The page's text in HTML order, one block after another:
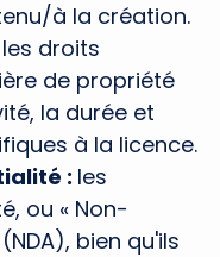
à la création.
droits
de propriété
la durée et
à la licence.
: les
ou « Non-
bien qu'ils